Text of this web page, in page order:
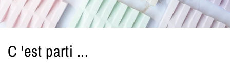
C 'est parti ...